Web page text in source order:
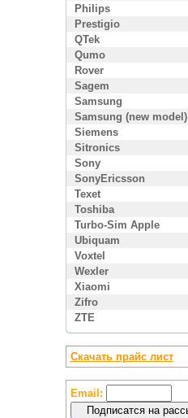
Philips
Prestigio
QTek
Qumo
Rover
Sagem
Samsung
Samsung (new model)
Siemens
Sitronics
Sony
SonyEricsson
Texet
Toshiba
Turbo-Sim Apple
Ubiquam
Voxtel
Wexler
Xiaomi
Zifro
ZTE
Скачать прайс лист
Email: